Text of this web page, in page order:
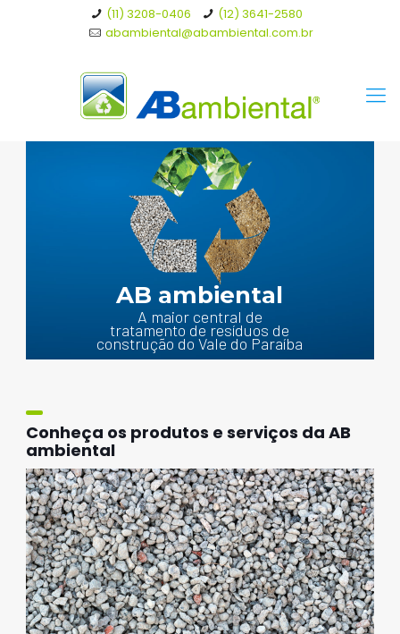
(11) 3208-0406
(12) 3641-2580
abambiental@abambiental.com.br
AB ambiental
A maior central de
tratamento de resíduos de
construção do Vale do Paraíba
Conheça os produtos e serviços da AB
ambiental